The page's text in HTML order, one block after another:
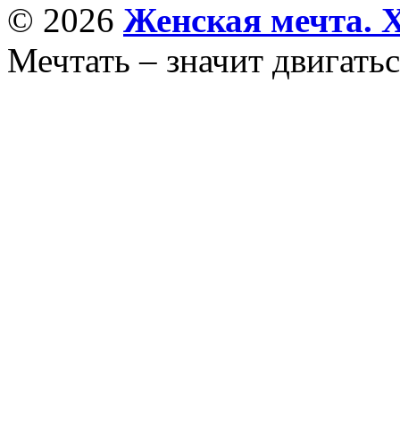
© 2026 Женская мечта.
Мечтать – значит